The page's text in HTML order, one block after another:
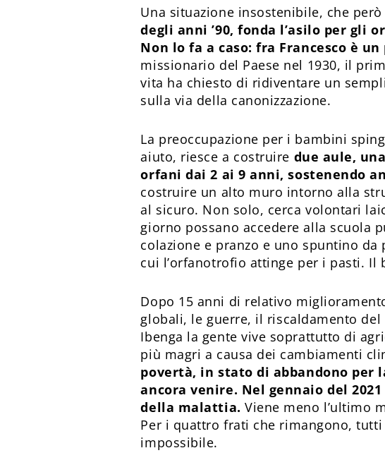
Una situazione insostenibile, che
degli anni ’90, fonda l’asilo per gli
Non lo fa a caso: fra Francesco è
missionario del Paese nel 1930, il
vita ha chiesto di ridiventare un
sulla via della canonizzazione.
La preoccupazione per i bambini
aiuto, riesce a costruire due aule,
orfani dai 2 ai 9 anni, sostenendo
costruire un alto muro intorno alla
al sicuro. Non solo, cerca volontari
giorno possano accedere alla scuola
colazione e pranzo e uno spuntino
cui l’orfanotrofio attinge per i pasti. Il
Dopo 15 anni di relativo
globali, le guerre, il riscaldamento
Ibenga la gente vive soprattutto di
più magri a causa dei cambiamenti
povertà, in stato di abbandono per
ancora venire. Nel gennaio del
della malattia.Viene meno l’ultimo
Per i quattro frati che rimangono,
impossibile.